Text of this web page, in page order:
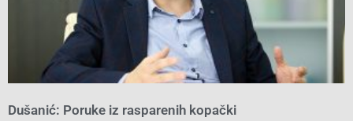
Dušanić: Poruke iz rasparenih kopački